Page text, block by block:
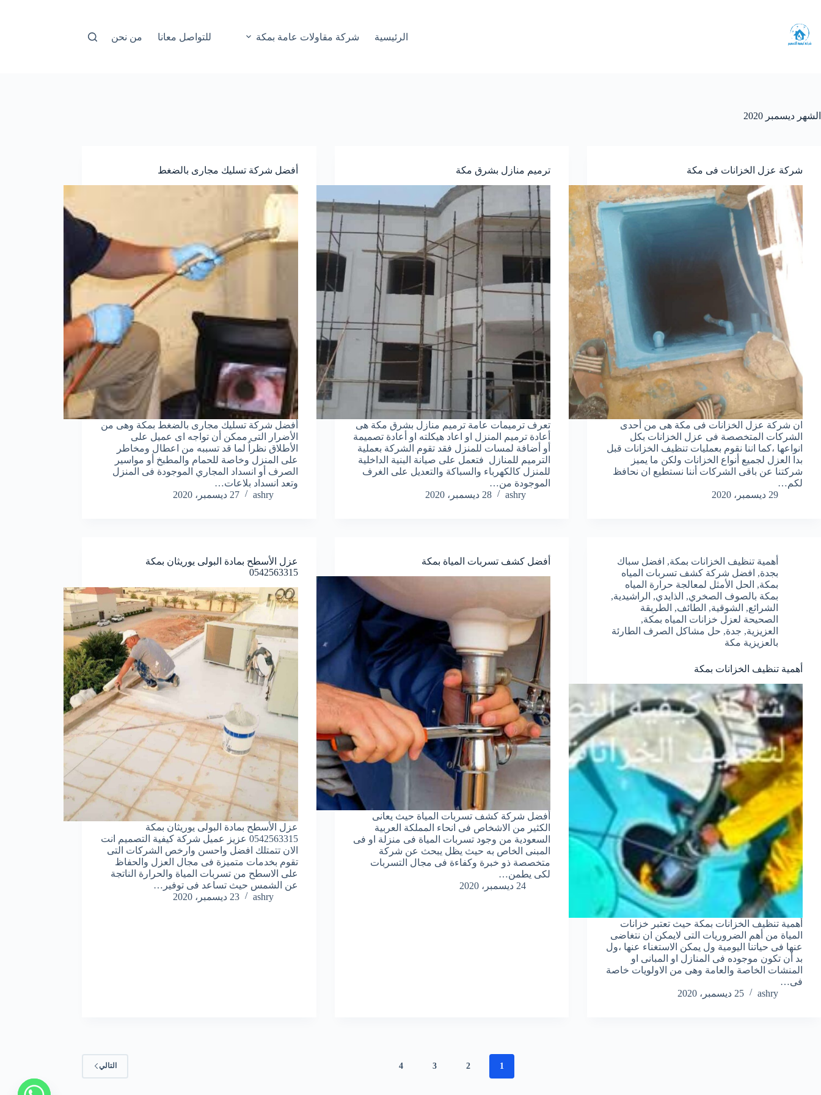
المحتوى
الرئيسية شركة مقاولات عامة بمكة للتواصل معانا من نحن
الشهر ديسمبر 2020
شركة عزل الخزانات فى مكة
ان شركة عزل الخزانات فى مكة هى من أحدى
الشركات المتخصصة فى عزل الخزانات بكل
انواعها ،كما اننا نقوم بعمليات تنظيف الخزانات قبل
بدا العزل لجميع أنواع الخزانات ولكن ما يميز
شركتنا عن باقى الشركات أننا نستطيع ان نحافظ
لكم…
29 ديسمبر، 2020
ترميم منازل بشرق مكة
تعرف ترميمات عامة ترميم منازل بشرق مكة هى
أعادة ترميم المنزل او اعاد هيكلته او أعادة تصميمة
أو أضافة لمسات للمنزل فقد تقوم الشركة بعملية
الترميم للمنازل فتعمل على صيانة البنية الداخلية
للمنزل كالكهرباء والسباكة والتعديل على الغرف
الموجودة من…
ashry
28 ديسمبر، 2020
أفضل شركة تسليك مجارى بالضغط
أفضل شركة تسليك مجارى بالضغط بمكة وهى من
الأضرار التى ممكن أن تواجه اى عميل على
الأطلاق نظراٌ لما قد تسببه من اعطال ومخاطر
على المنزل وخاصة للحمام والمطبخ أو مواسير
الصرف أو انسداد المجاري الموجودة فى المنزل
وتعد انسداد بلاعات…
ashry
27 ديسمبر، 2020
أهمية تنظيف الخزانات بمكة, افضل سباك
بجدة, افضل شركة كشف تسربات المياه
بمكة, الحل الأمثل لمعالجة حرارة المياه
بمكة بالصوف الصخري, الذايدي, الراشيدية,
الشرائع, الشوقية, الطائف, الطريقة
الصحيحة لعزل خزانات المياه بمكة,
العزيزية, جدة, حل مشاكل الصرف الطارئة
بالعزيزية مكة
أهمية تنظيف الخزانات بمكة
أهمية تنظيف الخزانات بمكة حيث تعتبر خزانات
المياة من أهم الضروريات التى لايمكن ان نتغاضى
عنها فى حياتنا اليومية ول يمكن الاستغناء عنها ،ول
بد أن تكون موجوده فى المنازل او المبانى او
المنشات الخاصة والعامة وهى من الاولويات خاصة
فى…
ashry
25 ديسمبر، 2020
أفضل كشف تسربات المياة بمكة
أفضل شركة كشف تسربات المياة حيث يعانى
الكثير من الاشخاص فى انحاء المملكة العربية
السعودية من وجود تسربات المياة فى منزلة او فى
المبنى الخاص به حيث يظل يبحث عن شركة
متخصصة ذو خبرة وكفاءة فى مجال التسربات
لكى يطمن…
24 ديسمبر، 2020
عزل الأسطح بمادة البولى يوريثان بمكة
0542563315
عزل الأسطح بمادة البولى يوريثان بمكة
0542563315 عزيز عميل شركة كيفية التصميم انت
الان تتمتلك افضل واحسن وارخص الشركات التى
تقوم بخدمات متميزة فى مجال العزل والحفاظ
على الاسطح من تسربات المياة والحرارة الناتجة
عن الشمس حيث تساعد فى توفير…
ashry
23 ديسمبر، 2020
1
2
3
4 التالي